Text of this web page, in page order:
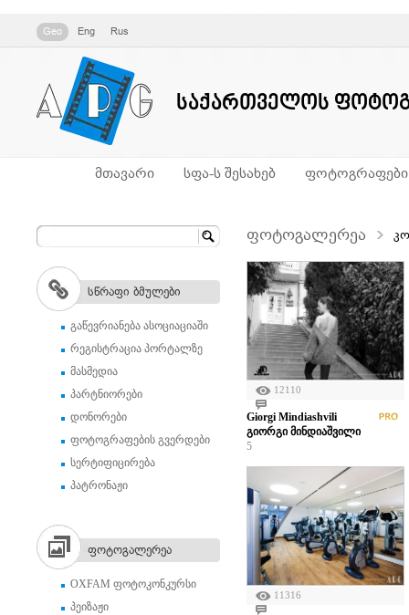
Geo Eng Rus
საქართველოს
მთავარი სფა-ს შესახებ ფოტოგრაფები
სწრაფი ბმულები
გაწევრიანება ასოციაციაში
რეგისტრაცია პორტალზე
მასმედია
პარტნიორები
დონორები
ფოტოგრაფების გვერდები
სერტიფიცირება
პატრონაჟი
ფოტოგალერეა
OXFAM ფოტოკონკურსი
პეიზაჟი
ფოტოგალერეა
12110
Giorgi Mindiashvili
გიორგი მინდიაშვილი
5
11316